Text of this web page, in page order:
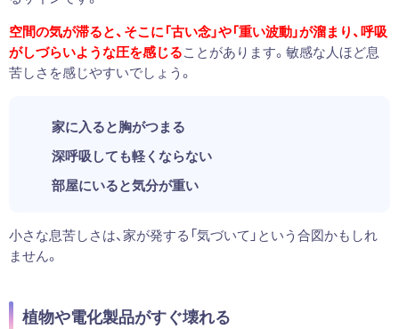
空間の気が滞ると、そこに「古い念」や「重い波動」が溜まり、呼吸
がしづらいような圧を感じることがあります。敏感な人ほど息
苦しさを感じやすいでしょう。
家に入ると胸がつまる
深呼吸しても軽くならない
部屋にいると気分が重い
小さな息苦しさは、家が発する「気づいて」という合図かもしれ
ません。
植物や電化製品がすぐ壊れる